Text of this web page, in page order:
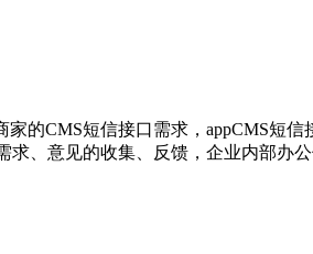
的CMS短信接口需求，appCMS短
、意见的收集、反馈，企业内部办公